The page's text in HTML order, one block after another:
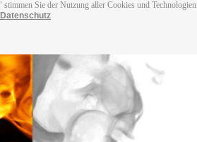
Sie der Nutzung aller Cookies und Technologien
Datenschutz